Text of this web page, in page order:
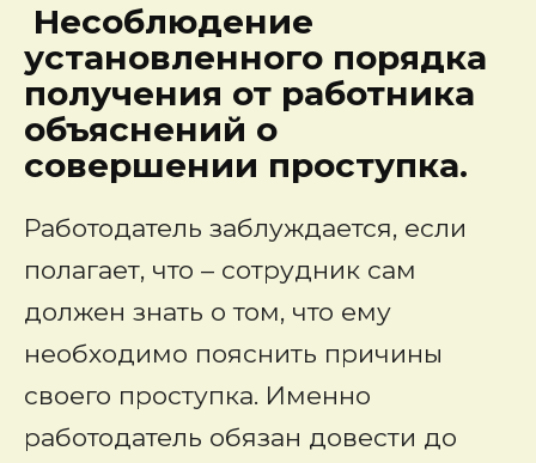
Несоблюдение
установленного порядка
получения от работника
объяснений о
совершении проступка.
Работодатель заблуждается, если
полагает, что – сотрудник сам
должен знать о том, что ему
необходимо пояснить причины
своего проступка. Именно
работодатель обязан довести до